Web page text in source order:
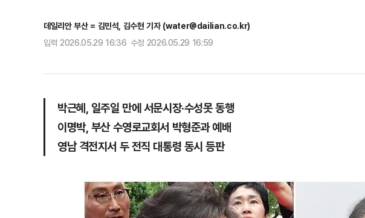
데일리안 부산 = 김민석, 김수현 기자 (water@dailian.co.kr)
입력 2026.05.29 16:36 수정 2026.05.29 16:59
박근혜, 일주일 만에 서문시장·수성못 동행
이명박, 부산 수영로교회서 박형준과 예배
영남 격전지서 두 전직 대통령 동시 등판